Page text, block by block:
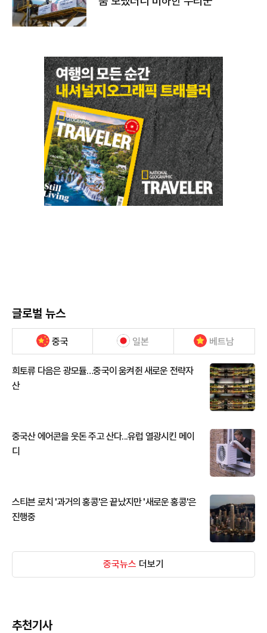
글로벌 뉴스
중국 일본 베트남
희토류 다음은 광모듈…중국이 움켜쥔 새로운 전략자
산
중국산 에어콘을 웃돈 주고 산다...유럽 열광시킨 메이
디
스티븐 로치 '과거의 홍콩'은 끝났지만 '새로운 홍콩'은
진행중
중국뉴스 더보기
추천기사